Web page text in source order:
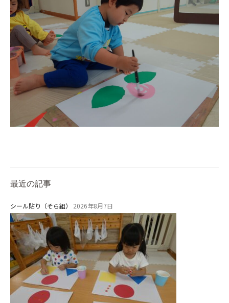
最近の記事
シール貼り（そら組） 2026年8月7日
教育と保育
美⽊多幼稚園の理想
園の1⽇
年間⾏事
預かり保育［ヒラソル ]
美⽊多チコス
未就園児クラス
0歳親子登園［マカロンクラス ]
1歳・2歳親子登園［マリポサクラ
ス ]
2歳児ひとり登園［ゆず組 ]
グループ施設・
関係先リンク